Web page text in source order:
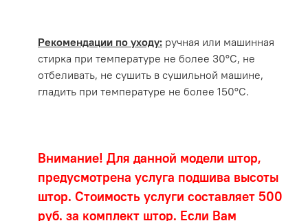
Рекомендации по уходу: ручная или машинная
стирка при температуре не более 30°С, не
отбеливать, не сушить в сушильной машине,
гладить при температуре не более 150°С.
Внимание! Для данной модели штор,
предусмотрена услуга подшива высоты
штор. Стоимость услуги составляет 500
руб. за комплект штор. Если Вам